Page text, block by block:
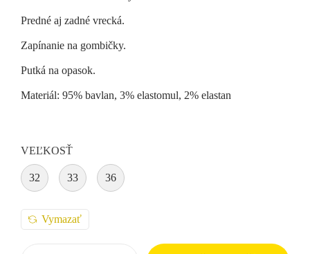
Predné aj zadné vrecká.
Zapínanie na gombičky.
Putká na opasok.
Materiál: 95% bavlan, 3% elastomul, 2% elastan
VEĽKOSŤ
32 33 36
Vymazať